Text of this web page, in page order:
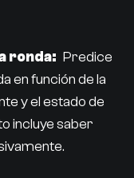
ronda: Predice
en función de la
y el estado de
incluye saber